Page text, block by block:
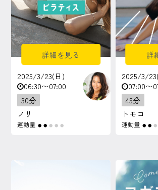
クラス参加にあたっての同意書
特定商取引にかかわる表示
プライバシーポリシー
詳細を見る
2025/3/23(日)
06:30〜07:00
30分
ノリ
運動量 ● ● ● ● ●
詳
2025/3/
07:00〜
45分
トモコ
運動量 ● ● ●